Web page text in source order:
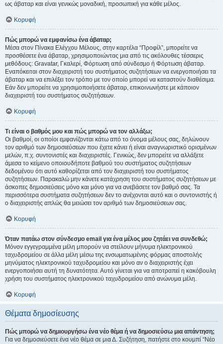
ως άβαταρ και είναι γενικώς μοναδική, προσωπική για κάθε μέλος.
Κορυφή
Πώς μπορώ να εμφανίσω ένα άβαταρ;
Μέσα στον Πίνακα Ελέγχου Μέλους, στην καρτέλα “Προφίλ”, μπορείτε να
προσθέσετε ένα άβαταρ, χρησιμοποιώντας μια από τις ακόλουθες τέσσερις
μεθόδους: Gravatar, Γκαλερί, Φόρτωση από σύνδεσμο ή Φόρτωση άβαταρ.
Εναπόκειται στον διαχειριστή του συστήματος συζητήσεων να ενεργοποιήσει τα
άβαταρ και να επιλέξει τον τρόπο με τον οποίο μπορεί να καταστούν διαθέσιμα.
Εάν δεν μπορείτε να χρησιμοποιήσετε άβαταρ, επικοινωνήστε με κάποιον
διαχειριστή του συστήματος συζητήσεων.
Κορυφή
Τι είναι ο βαθμός μου και πώς μπορώ να τον αλλάξω;
Οι βαθμοί, οι οποίοι εμφανίζονται κάτω από το όνομα μέλους σας, δηλώνουν
τον αριθμό των δημοσιεύσεων που έχετε κάνει ή είναι αναγνωριστικό ορισμένων
μελών, π.χ. συντονιστές και διαχειριστές. Γενικώς, δεν μπορείτε να αλλάξετε
άμεσα το κείμενο οποιουδήποτε βαθμού του συστήματος συζητήσεων
δεδομένου ότι αυτό καθορίζεται από τον διαχειριστή του συστήματος
συζητήσεων. Παρακαλώ μην κάνετε κατάχρηση του συστήματος συζητήσεων με
άσκοπες δημοσιεύσεις μόνο και μόνο για να ανεβάσετε τον βαθμό σας. Τα
περισσότερα συστήματα συζητήσεων δεν το ανέχονται αυτό και ο συντονιστής ή
ο διαχειριστής απλώς θα μειώσει τον αριθμό των δημοσιεύσεων σας.
Κορυφή
Όταν πατάω στον σύνδεσμο email για ένα μέλος μου ζητάει να συνδεθώ;
Μόνον εγγεγραμμένα μέλη μπορούν να στείλουν μήνυμα ηλεκτρονικού
ταχυδρομείου σε άλλα μέλη μέσω της ενσωματωμένης φόρμας αποστολής
μηνύματος ηλεκτρονικού ταχυδρομείου και μόνο αν ο διαχειριστής έχει
ενεργοποιήσει αυτή τη δυνατότητα. Αυτό γίνεται για να αποτραπεί η κακόβουλη
χρήση του συστήματος ηλεκτρονικού ταχυδρομείου από ανώνυμα μέλη.
Κορυφή
Θέματα δημοσίευσης
Πώς μπορώ να δημιουργήσω ένα νέο θέμα ή να δημοσιεύσω μια απάντηση;
Για να δημοσιεύσετε ένα νέο θέμα σε μια Δ. Συζήτηση, πατήστε στο κουμπί “Νέο